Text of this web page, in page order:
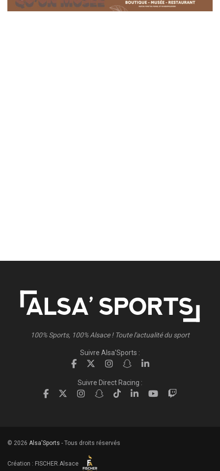
100% Sports, 100% Alsace ! Toute l'actualité du sport
Suivre Alsa'Sports :
Suivre Direct Racing :
© 2026 Alsa'Sports - Tous droits réservés
Création : FISCHER.Alsace